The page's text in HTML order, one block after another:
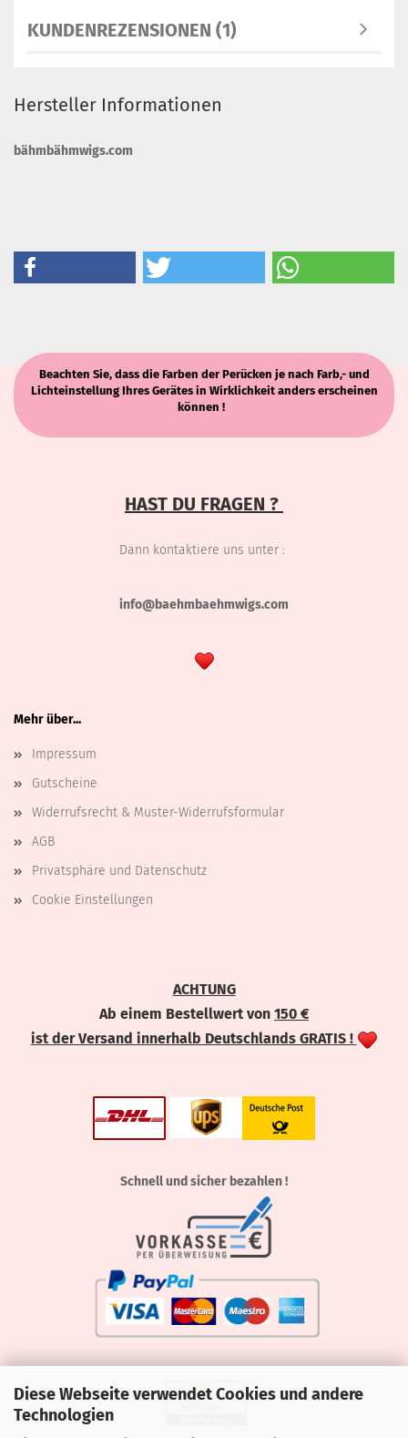
Diese Webseite verwendet Cookies und andere
Technologien
KUNDENREZENSIONEN (1)
Hersteller Informationen
bähmbähmwigs.com
Beachten Sie, dass die Farben der Perücken je nach Farb,- und
Lichteinstellung Ihres Gerätes in Wirklichkeit anders erscheinen
können !
HAST DU FRAGEN ?
Dann kontaktiere uns unter :
info@baehmbaehmwigs.com
Mehr über...
Impressum
Gutscheine
Widerrufsrecht & Muster-Widerrufsformular
AGB
Privatsphäre und Datenschutz
Cookie Einstellungen
ACHTUNG
Ab einem Bestellwert von 150 €
ist der Versand innerhalb Deutschlands GRATIS !
Schnell und sicher bezahlen !